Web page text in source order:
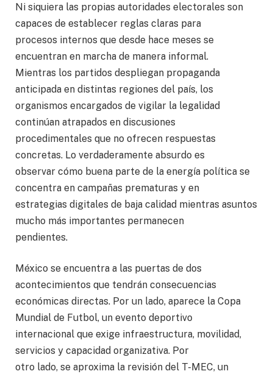
Ni siquiera las propias autoridades electorales son
capaces de establecer reglas claras para
procesos internos que desde hace meses se
encuentran en marcha de manera informal.
Mientras los partidos despliegan propaganda
anticipada en distintas regiones del país, los
organismos encargados de vigilar la legalidad
continúan atrapados en discusiones
procedimentales que no ofrecen respuestas
concretas. Lo verdaderamente absurdo es
observar cómo buena parte de la energía política se
concentra en campañas prematuras y en
estrategias digitales de baja calidad mientras asuntos
mucho más importantes permanecen
pendientes.
México se encuentra a las puertas de dos
acontecimientos que tendrán consecuencias
económicas directas. Por un lado, aparece la Copa
Mundial de Futbol, un evento deportivo
internacional que exige infraestructura, movilidad,
servicios y capacidad organizativa. Por
otro lado, se aproxima la revisión del T-MEC, un